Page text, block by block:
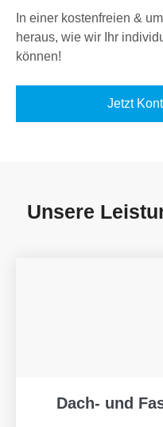
In einer kostenfreien &
heraus, wie wir Ihr
können!
Jetzt
Unsere
Dach- und